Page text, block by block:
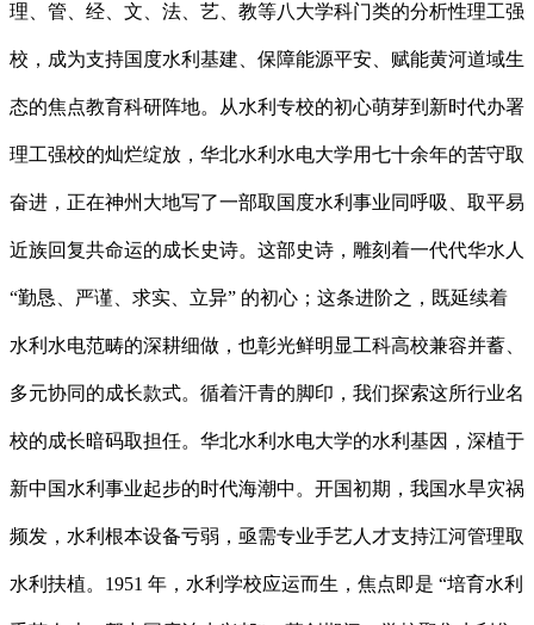
理、管、经、文、法、艺、教等八大学科门类的分析性理工强
校，成为支持国度水利基建、保障能源平安、赋能黄河道域生
态的焦点教育科研阵地。从水利专校的初心萌芽到新时代办署
理工强校的灿烂绽放，华北水利水电大学用七十余年的苦守取
奋进，正在神州大地写了一部取国度水利事业同呼吸、取平易
近族回复共命运的成长史诗。这部史诗，雕刻着一代代华水人
“勤恳、严谨、求实、立异” 的初心；这条进阶之，既延续着
水利水电范畴的深耕细做，也彰光鲜明显工科高校兼容并蓄、
多元协同的成长款式。循着汗青的脚印，我们探索这所行业名
校的成长暗码取担任。华北水利水电大学的水利基因，深植于
新中国水利事业起步的时代海潮中。开国初期，我国水旱灾祸
频发，水利根本设备亏弱，亟需专业手艺人才支持江河管理取
水利扶植。1951 年，水利学校应运而生，焦点即是 “培育水利